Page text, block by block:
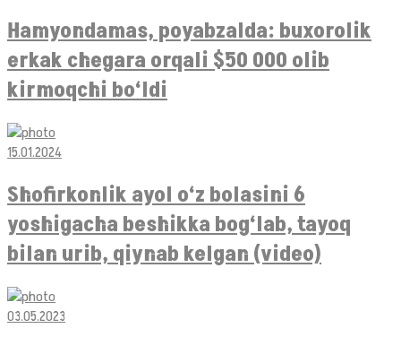
Hamyondamas, poyabzalda: buxorolik
erkak chegara orqali $50 000 olib
kirmoqchi bo‘ldi
15.01.2024
Shofirkonlik ayol o‘z bolasini 6
yoshigacha beshikka bog‘lab, tayoq
bilan urib, qiynab kelgan (video)
03.05.2023